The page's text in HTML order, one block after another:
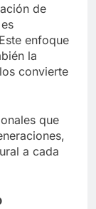
de
enfoque
la
convierte
que
a cada